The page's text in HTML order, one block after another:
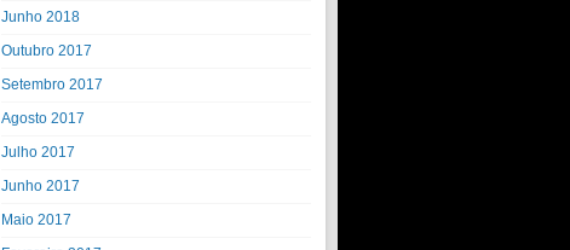
Junho 2018
Outubro 2017
Setembro 2017
Agosto 2017
Julho 2017
Junho 2017
Maio 2017